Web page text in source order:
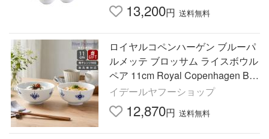
13,200円 送料無料
ロイヤルコペンハーゲン ブルーパ
ルメッテ ブロッサム ライスボウル
ペア 11cm Royal Copenhagen Blu
e Palmette ギフト 結婚祝い プレゼ
ント 贈り物 爆買
イデールヤフーショップ
12,870円 送料無料